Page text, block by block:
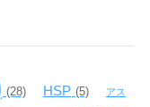
(28) HSP (5) アス